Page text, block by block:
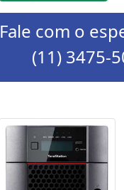
Fale com o
(11) 3475-